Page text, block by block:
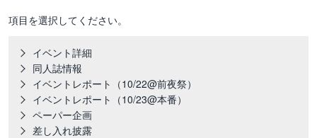
項目を選択してください。
イベント詳細
同人誌情報
イベントレポート（10/22@前夜祭）
イベントレポート（10/23@本番）
ペーパー企画
差し入れ披露